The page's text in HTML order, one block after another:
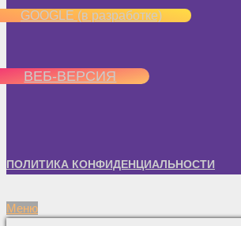
GOOGLE (в разработке)
ВЕБ-ВЕРСИЯ
ПОЛИТИКА КОНФИДЕНЦИАЛЬНОСТИ
Меню